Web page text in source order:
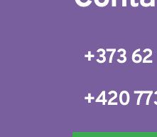
+373 62
+420